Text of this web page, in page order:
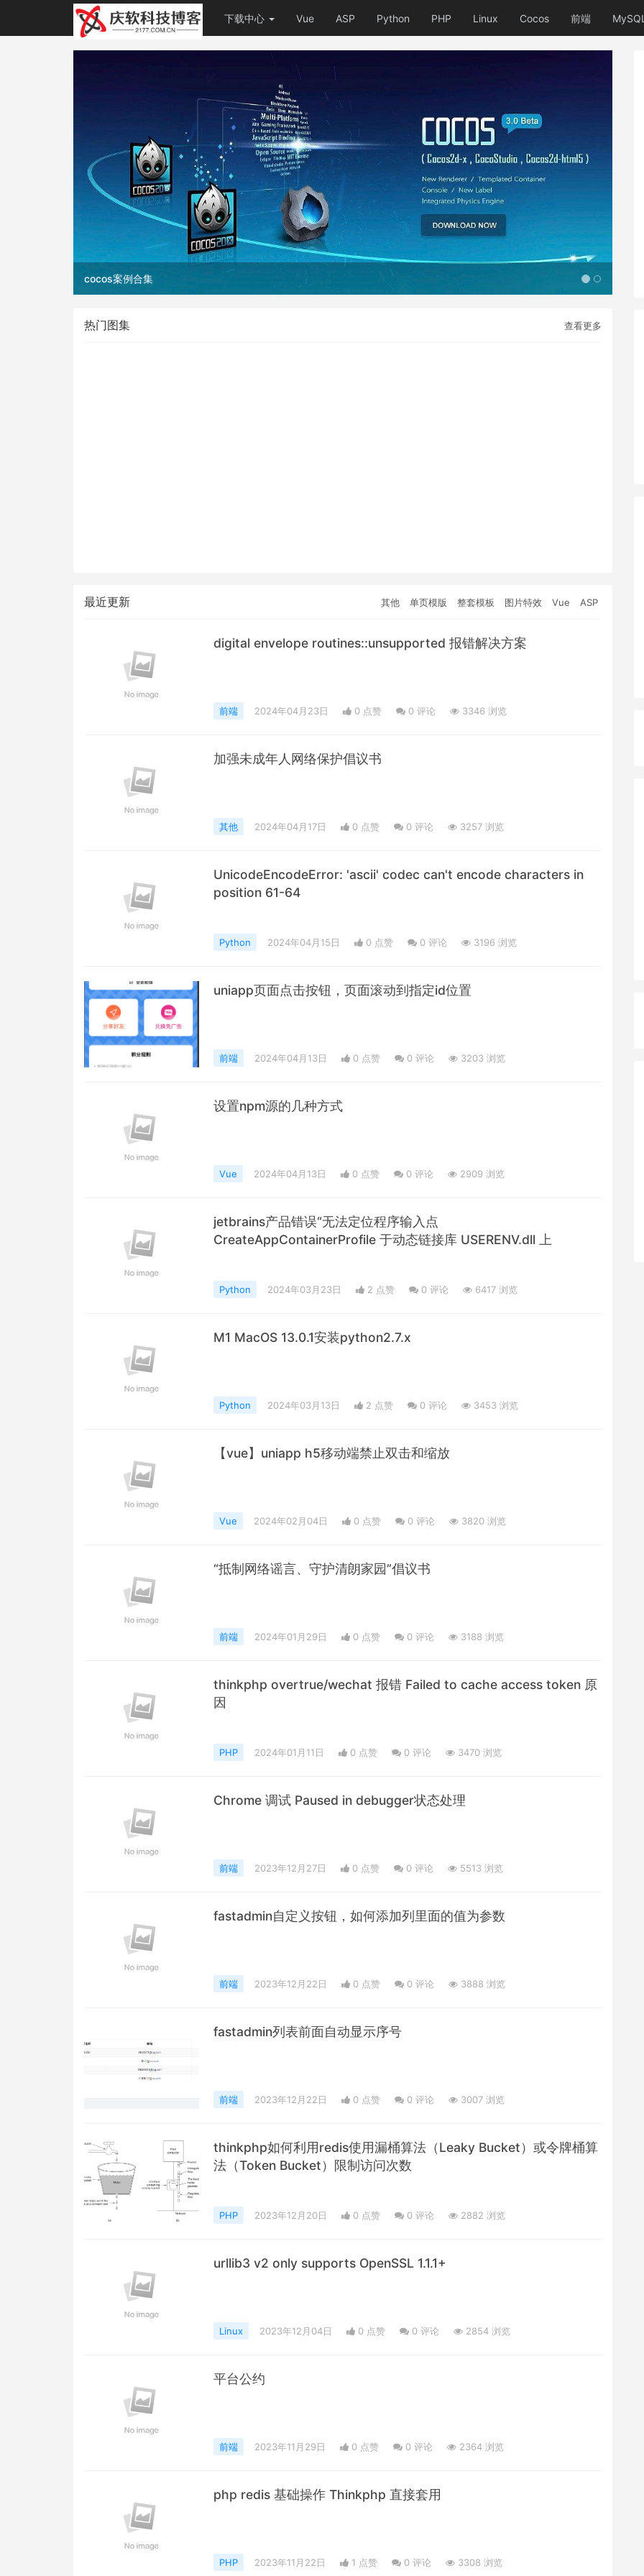
下载中心 Vue ASP Python PHP Linux Cocos 前端
Linux常用技巧
热门图集 查看更多
最近更新 其他 单页模版 整套模板 图片特效 Vue ASP
digital envelope routines::unsupported 报错解决方案
前端 2024年04月23日 0 点赞 0 评论 3346 浏览
加强未成年人网络保护倡议书
其他 2024年04月17日 0 点赞 0 评论 3257 浏览
UnicodeEncodeError: 'ascii' codec can't encode characters in
position 61-64
Python 2024年04月15日 0 点赞 0 评论 3196 浏览
uniapp页面点击按钮，页面滚动到指定id位置
前端 2024年04月13日 0 点赞 0 评论 3203 浏览
设置npm源的几种方式
Vue 2024年04月13日 0 点赞 0 评论 2909 浏览
jetbrains产品错误“无法定位程序输入点
CreateAppContainerProfile 于动态链接库 USERENV.dll 上
Python 2024年03月23日 2 点赞 0 评论 6417 浏览
M1 MacOS 13.0.1安装python2.7.x
Python 2024年03月13日 2 点赞 0 评论 3453 浏览
【vue】uniapp h5移动端禁止双击和缩放
Vue 2024年02月04日 0 点赞 0 评论 3820 浏览
“抵制网络谣言、守护清朗家园”倡议书
前端 2024年01月29日 0 点赞 0 评论 3188 浏览
thinkphp overtrue/wechat 报错 Failed to cache access token 原
因
PHP 2024年01月11日 0 点赞 0 评论 3470 浏览
Chrome 调试 Paused in debugger状态处理
前端 2023年12月27日 0 点赞 0 评论 5513 浏览
fastadmin自定义按钮，如何添加列里面的值为参数
前端 2023年12月22日 0 点赞 0 评论 3888 浏览
fastadmin列表前面自动显示序号
前端 2023年12月22日 0 点赞 0 评论 3007 浏览
thinkphp如何利用redis使用漏桶算法（Leaky Bucket）或令牌桶算
法（Token Bucket）限制访问次数
PHP 2023年12月20日 0 点赞 0 评论 2882 浏览
urllib3 v2 only supports OpenSSL 1.1.1+
Linux 2023年12月04日 0 点赞 0 评论 2854 浏览
平台公约
前端 2023年11月29日 0 点赞 0 评论 2364 浏览
php redis 基础操作 Thinkphp 直接套用
PHP 2023年11月22日 1 点赞 0 评论 3308 浏览